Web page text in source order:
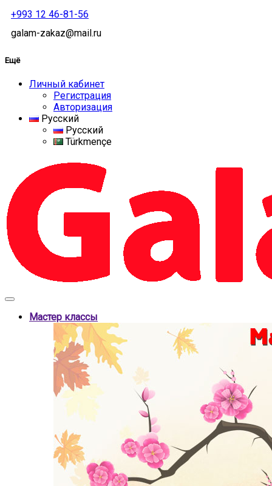
+993 12 46-81-56
galam-zakaz@mail.ru
Ещё
Личный кабинет
Регистрация
Авторизация
Русский
Русский
Türkmençe
Мастер классы